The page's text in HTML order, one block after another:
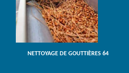
NETTOYAGE DE GOUTTIÈRES 64